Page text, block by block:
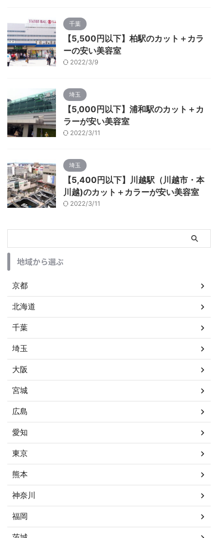
千葉
【5,500円以下】柏駅のカット＋カラ
ーの安い美容室
2022/3/9
埼玉
【5,000円以下】浦和駅のカット＋カ
ラーが安い美容室
2022/3/11
埼玉
【5,400円以下】川越駅（川越市・本
川越)のカット＋カラーが安い美容室
2022/3/11
地域から選ぶ
京都
北海道
千葉
埼玉
大阪
宮城
広島
愛知
東京
熊本
神奈川
福岡